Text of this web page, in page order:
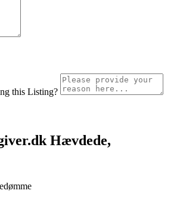
this Listing?
Hævdede,